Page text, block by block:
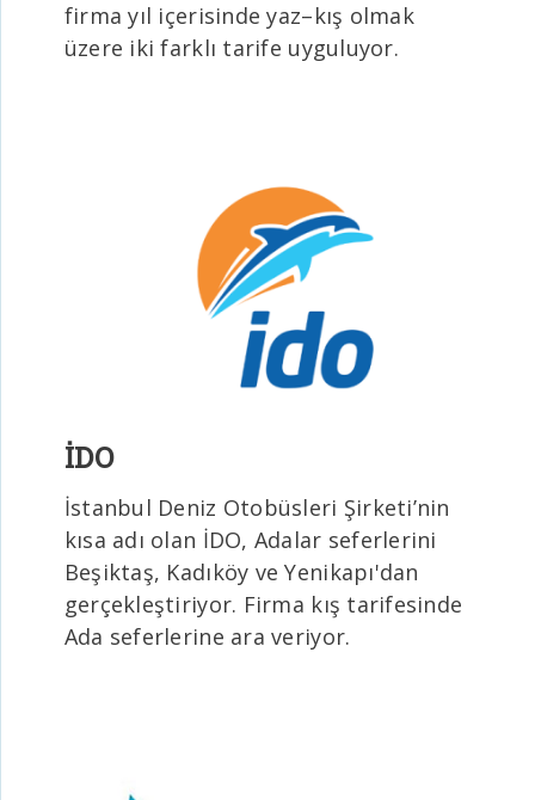
firma yıl içerisinde yaz–kış olmak
üzere iki farklı tarife uyguluyor.
İDO
İstanbul Deniz Otobüsleri Şirketi’nin
kısa adı olan İDO, Adalar seferlerini
Beşiktaş, Kadıköy ve Yenikapı'dan
gerçekleştiriyor. Firma kış tarifesinde
Ada seferlerine ara veriyor.